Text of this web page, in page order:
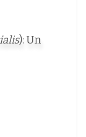
): Un